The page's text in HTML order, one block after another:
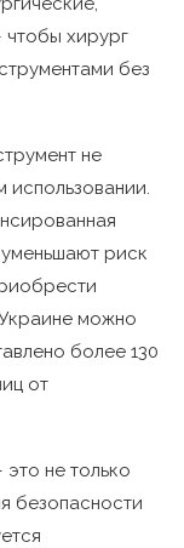
чтобы хирург
без
не
использовании.
уменьшают риск
можно
более 130
от
не только
безопасности